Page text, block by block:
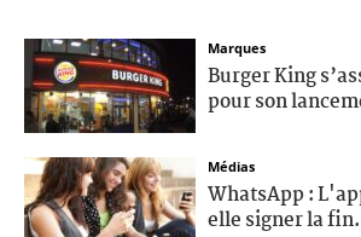
Marques
Burger King
pour son
Médias
WhatsApp :
elle signer la